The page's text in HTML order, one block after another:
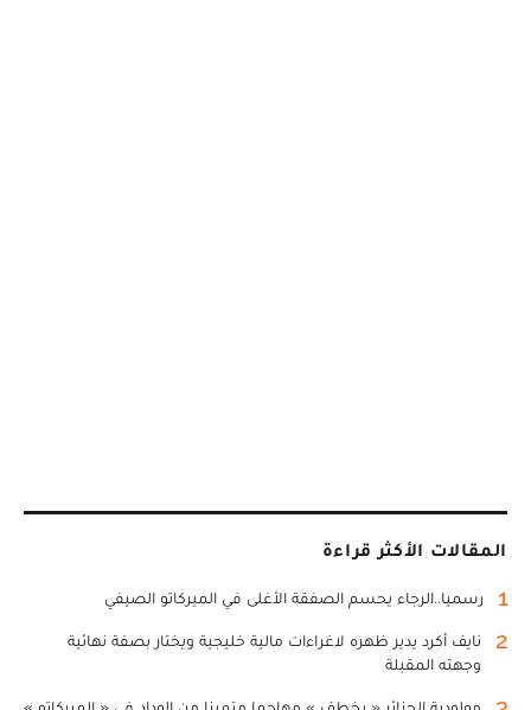
المقالات الأكثر قراءة
1 رسميا..الرجاء يحسم الصفقة الأغلى في الميركاتو الصيفي
2
نايف أكرد يدير ظهره لاغراءات مالية خليجية ويختار بصفة نهائية
وجهته المقبلة